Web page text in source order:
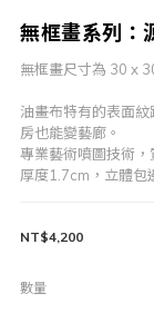
無框畫系列：
無框畫尺寸為 30 x
油畫布特有的表面
房也能變藝廊。
專業藝術噴圖技術，
厚度1.7cm，立體包
NT$4,200
數量